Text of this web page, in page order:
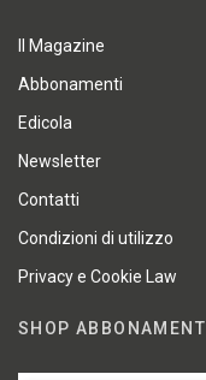
Il Magazine
Abbonamenti
Edicola
Newsletter
Contatti
Condizioni di utilizzo
Privacy e Cookie Law
SHOP ABBONAMENTI